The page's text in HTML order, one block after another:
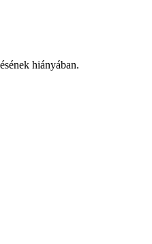
hiányában.